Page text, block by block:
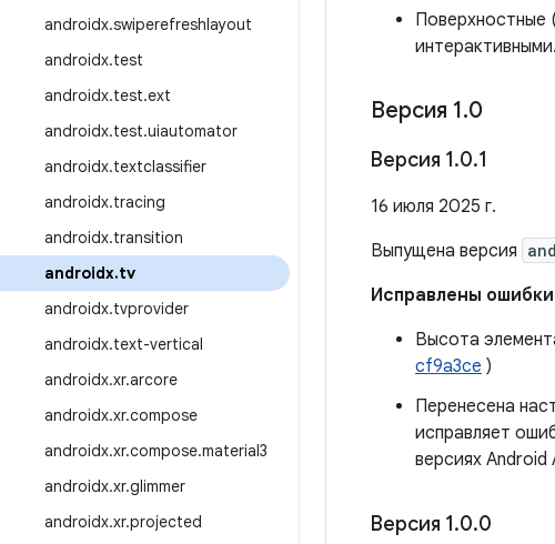
androidx.swiperefreshlayout
androidx.test
androidx.test.ext
androidx.test.uiautomator
androidx.textclassifier
androidx.tracing
androidx.transition
androidx.tv
androidx.tvprovider
androidx.text-vertical
androidx.xr.arcore
androidx.xr.compose
androidx.xr.compose.material3
androidx.xr.glimmer
androidx.xr.projected
Поверхностные
Версия 1.0
Версия 1.0.1
16 июля 2025 г.
Выпущена версия
Исправлены ошибки
Высота
cf9a3ce )
Перенесена
исправляет
версиях Android
Версия 1.0.0